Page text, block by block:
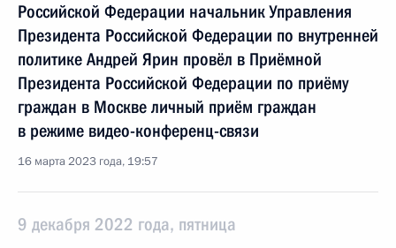
Российской Федерации начальник Управления
Президента Российской Федерации по внутренней
политике Андрей Ярин провёл в Приёмной
Президента Российской Федерации по приёму
граждан в Москве личный приём граждан
в режиме видео-конференц-связи
16 марта 2023 года, 19:57
9 декабря 2022 года, пятница